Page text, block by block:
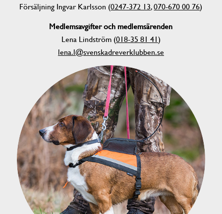
Försäljning Ingvar Karlsson (0247-372 13,070-670 00 76)
Medlemsavgifter och medlemsärenden
Lena Lindström (018-35 81 41)
lena.l@svenskadreverklubben.se